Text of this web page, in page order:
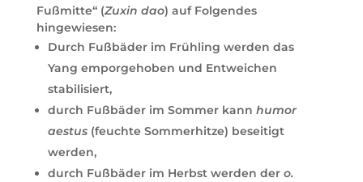
Fußmitte“ (Zuxin dao) auf Folgendes
hingewiesen:
Durch Fußbäder im Frühling werden das
Yang emporgehoben und Entweichen
stabilisiert,
durch Fußbäder im Sommer kann humor
aestus(feuchte Sommerhitze) beseitigt
werden,
durch Fußbäder im Herbst werden der o.